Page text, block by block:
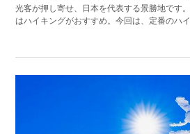
光客が押し寄せ、日本を代表する景勝地です
はハイキングがおすすめ。今回は、定番のハ